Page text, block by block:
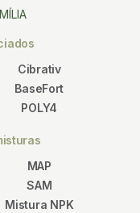
Cibrativ
BaseFort
POLY4
MAP
SAM
Mistura NPK